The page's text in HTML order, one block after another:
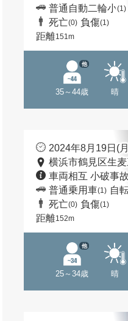
普通自動二輪小(1)
死亡(0) 負傷(1)
距離151m
35～44歳
他
晴
2024年8月19日(
横浜市鶴見区生
車両相互 小破事故
普通乗用車(1) 自
死亡(0) 負傷(1)
距離152m
25～34歳
他
晴